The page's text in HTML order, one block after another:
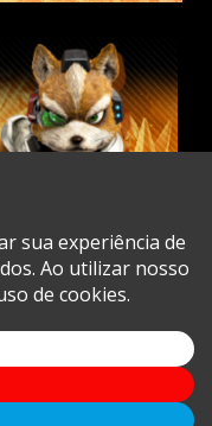
SpotifyCookie
Policy
|DarkNewsby AF